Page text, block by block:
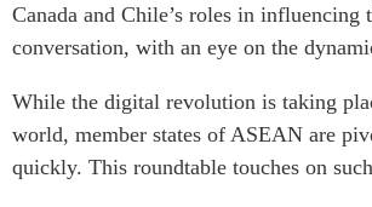
ABLAC
ABAC
APEC
PECC
CSCAP
Canada and Chile’s roles in influencing
conversation, with an eye on the
While the digital revolution is taking
world, member states of ASEAN are
quickly. This roundtable touches on